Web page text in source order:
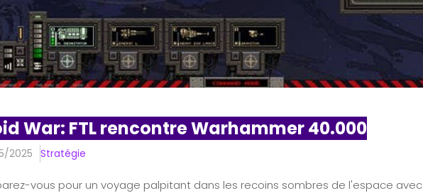
War: FTL rencontre Warhammer 40.000
2025 Stratégie
vous pour un voyage palpitant dans les recoins sombres de l'espace avec